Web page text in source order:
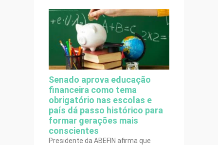
Senado aprova educação
financeira como tema
obrigatório nas escolas e
país dá passo histórico para
formar gerações mais
conscientes
Presidente da ABEFIN afirma que